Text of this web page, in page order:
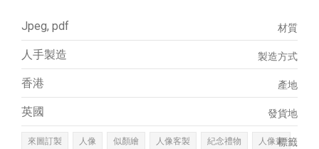
材質
Jpeg, pdf
製造方式
人手製造
產地
香港
發貨地
英國
標籤
來圖訂製 人像 似顏繪 人像客製 紀念禮物
人像畫